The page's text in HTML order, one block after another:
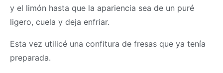
y el limón hasta que la apariencia sea de un puré
ligero, cuela y deja enfriar.
Esta vez utilicé una confitura de fresas que ya tenía
preparada.